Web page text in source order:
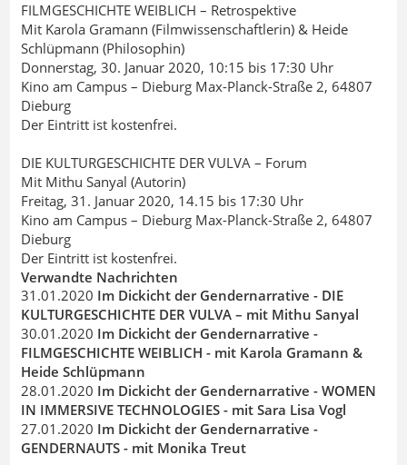
FILMGESCHICHTE WEIBLICH – Retrospektive
Mit Karola Gramann (Filmwissenschaftlerin) & Heide
Schlüpmann (Philosophin)
Donnerstag, 30. Januar 2020, 10:15 bis 17:30 Uhr
Kino am Campus – Dieburg Max-Planck-Straße 2, 64807
Dieburg
Der Eintritt ist kostenfrei.
DIE KULTURGESCHICHTE DER VULVA – Forum
Mit Mithu Sanyal (Autorin)
Freitag, 31. Januar 2020, 14.15 bis 17:30 Uhr
Kino am Campus – Dieburg Max-Planck-Straße 2, 64807
Dieburg
Der Eintritt ist kostenfrei.
Verwandte Nachrichten
31.01.2020 Im Dickicht der Gendernarrative - DIE
KULTURGESCHICHTE DER VULVA – mit Mithu Sanyal
30.01.2020 Im Dickicht der Gendernarrative -
FILMGESCHICHTE WEIBLICH - mit Karola Gramann &
Heide Schlüpmann
28.01.2020 Im Dickicht der Gendernarrative - WOMEN
IN IMMERSIVE TECHNOLOGIES - mit Sara Lisa Vogl
27.01.2020 Im Dickicht der Gendernarrative -
GENDERNAUTS - mit Monika Treut